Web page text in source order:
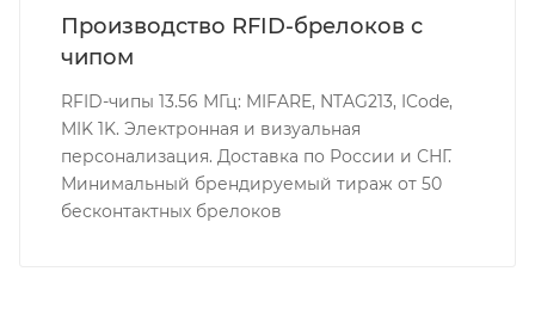
Производство RFID-брелоков с
чипом
RFID-чипы 13.56 МГц: MIFARE, NTAG213, ICode,
MIK 1K. Электронная и визуальная
персонализация. Доставка по России и СНГ.
Минимальный брендируемый тираж от 50
бесконтактных брелоков